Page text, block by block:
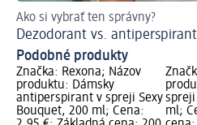
Ako si vybrať ten správny?
Dezodorant vs. antiperspirant
Podobné produkty
Značka: Rexona; Názov
produktu: Dámsky
antiperspirant v spreji Sexy
Bouquet, 200 ml; Cena:
ml;